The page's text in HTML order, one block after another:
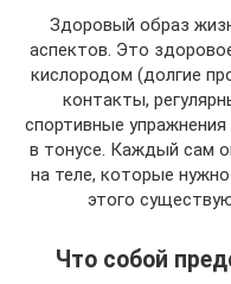
Здоровый образ
аспектов. Это
кислородом (долгие
контакты,
спортивные
в тонусе. Каждый сам
на теле, которые
этого
Что собой